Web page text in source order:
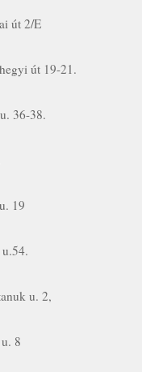
út 2/E
út 19-21.
36-38.
19
u. 2,
8